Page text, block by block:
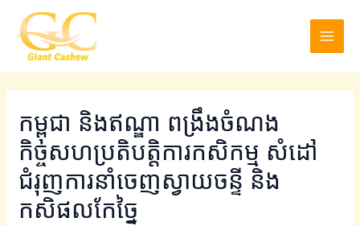
content
កម្ពុជា និងឥណ្ឌា ពង្រឹងចំណង
កិច្ចសហប្រតិបត្តិការកសិកម្ម សំដៅ
ជំរុញការនាំចេញស្វាយចន្ទី និង
កសិផលកែច្នៃ
navigation